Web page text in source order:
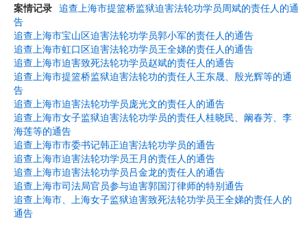
案情记录 追查上海市提篮桥监狱迫害法轮功学员周斌的责任人的通
告
追查上海市宝山区迫害法轮功学员郭小军的责任人的通告
追查上海市虹口区迫害法轮功学员王全娣的责任人的通告
追查上海市迫害致死法轮功学员赵斌的责任人的通告
追查上海市提篮桥监狱迫害法轮功的责任人王东晟、殷光辉等的通
告
追查上海市迫害法轮功学员庞光文的责任人的通告
追查上海市女子监狱迫害法轮功学员的责任人桂晓民、阚春芳、李
海莲等的通告
追查上海市市委书记韩正迫害法轮功学员的通告
追查上海市迫害法轮功学员王月的责任人的通告
追查上海市迫害法轮功学员吕金龙的责任人的通告
追查上海市司法局官员参与迫害郭国汀律师的特别通告
追查上海市、上海女子监狱迫害致死法轮功学员王全娣的责任人的
通告